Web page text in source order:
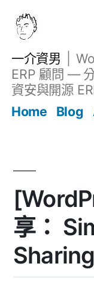
一介資男
ERP 顧問 —
資安與開源
Home
Blog
享：
文章